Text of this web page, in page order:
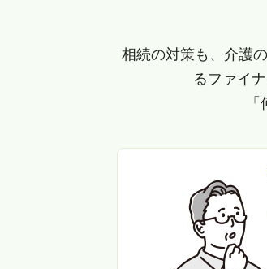
相続の対策も、介護
るファイ